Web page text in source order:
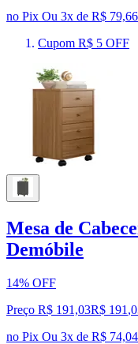
no Pix Ou 3x de R$
Cupom R$ 5 OFF
Mesa de
Demóbile
14% OFF
Preço R$ 191,03R$ 191 ,
no Pix Ou 3x de R$